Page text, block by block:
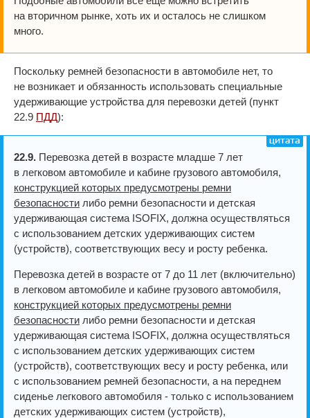
на вторичном рынке, хоть их и осталось не слишком
много.
Поскольку ремней безопасности в автомобиле нет, то
не возникает и обязанность использовать специальные
удерживающие устройства для перевозки детей (пункт
22.9 ПДД):
22.9. Перевозка детей в возрасте младше 7 лет
в легковом автомобиле и кабине грузового автомобиля,
конструкцией которых предусмотрены ремни
безопасности либо ремни безопасности и детская
удерживающая система ISOFIX, должна осуществляться
с использованием детских удерживающих систем
(устройств), соответствующих весу и росту ребенка.
Перевозка детей в возрасте от 7 до 11 лет (включительно)
в легковом автомобиле и кабине грузового автомобиля,
конструкцией которых предусмотрены ремни
безопасности либо ремни безопасности и детская
удерживающая система ISOFIX, должна осуществляться
с использованием детских удерживающих систем
(устройств), соответствующих весу и росту ребенка, или
с использованием ремней безопасности, а на переднем
сиденье легкового автомобиля - только с использованием
детских удерживающих систем (устройств),